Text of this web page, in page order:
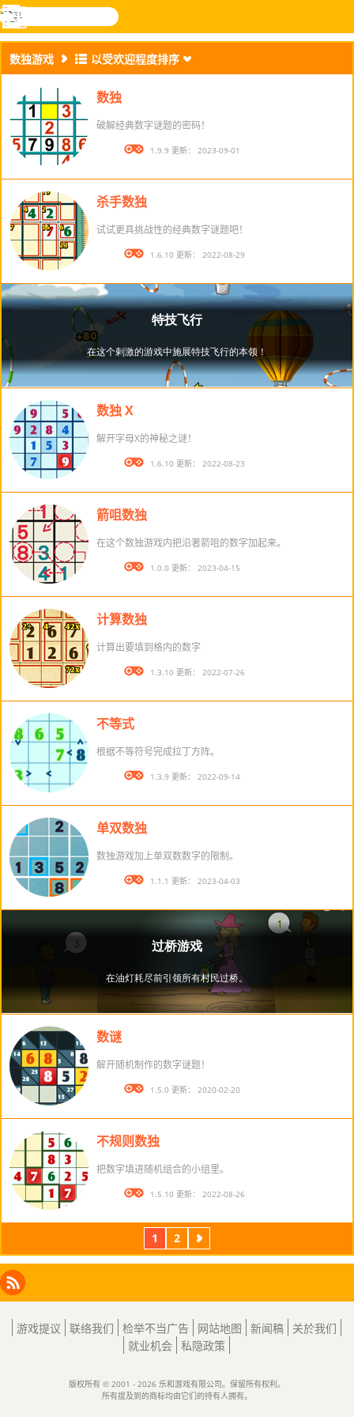
乐和游
搜
寻
登入
功
能
数独游戏 以受欢迎程度排序
数独
破解经典数字谜题的密码！
版本： 1.9.9 更新： 2023-09-01
杀手数独
试试更具挑战性的经典数字谜题吧！
版本： 1.6.10 更新： 2022-08-29
数独 X
解开字母X的神秘之谜！
版本： 1.6.10 更新： 2022-08-23
箭咀数独
在这个数独游戏内把沿著箭咀的数字加起来。
版本： 1.0.0 更新： 2023-04-15
计算数独
计算出要填到格内的数字
版本： 1.3.10 更新： 2022-07-26
不等式
根据不等符号完成拉丁方阵。
版本： 1.3.9 更新： 2022-09-14
单双数独
数独游戏加上单双数数字的限制。
版本： 1.1.1 更新： 2023-04-03
数谜
解开随机制作的数字谜题！
版本： 1.5.0 更新： 2020-02-20
不规则数独
把数字填进随机组合的小组里。
版本： 1.5.10 更新： 2022-08-26
1 2
下
一
Facebook
Instagram
X
LinkedIn
RSS
游戏提议 联络我们 检举不当广告 网站地图 新闻稿
关於我们
就业机会 私隐政策
版权所有 © 2001 - 2026 乐和游戏有限公司。保留所有权利。
所有提及到的商标均由它们的持有人拥有。